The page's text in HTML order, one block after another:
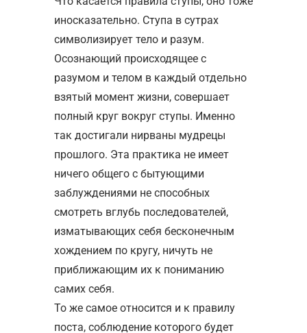
иносказательно. Ступа в сутрах
символизирует тело и разум.
Осознающий происходящее с
разумом и телом в каждый отдельно
взятый момент жизни, совершает
полный круг вокруг ступы. Именно
так достигали нирваны мудрецы
прошлого. Эта практика не имеет
ничего общего с бытующими
заблуждениями не способных
смотреть вглубь последователей,
изматывающих себя бесконечным
хождением по кругу, ничуть не
приближающим их к пониманию
самих себя.
То же самое относится и к правилу
поста, соблюдение которого будет